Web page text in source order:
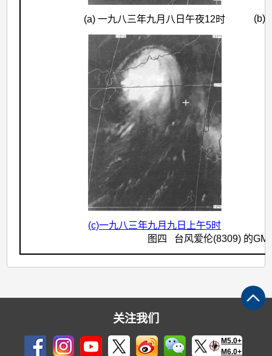
(a) 一九八三年九月八日午夜12时 (b)
(c)一九八三年九月九日上午5时
图四 台风爱伦(8309) 的
关注我们
M5.0+
M6.0+